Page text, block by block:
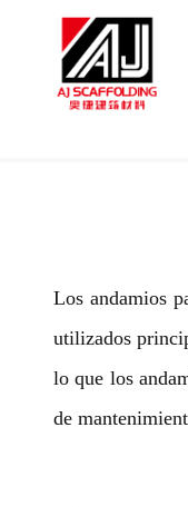
Los andamios
utilizados
lo que los
de